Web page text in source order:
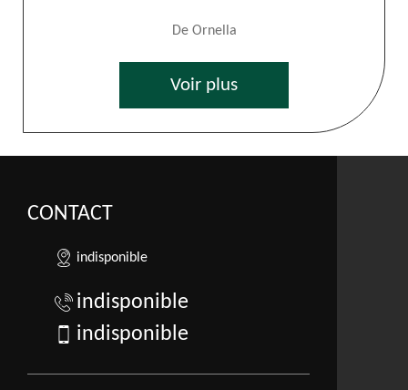
De Ornella
Voir plus
CONTACT
indisponible
indisponible
indisponible